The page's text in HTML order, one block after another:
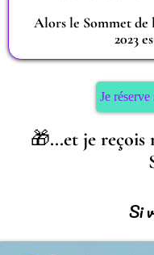
Alors le Sommet
2023
Je
🎁...et je
Si